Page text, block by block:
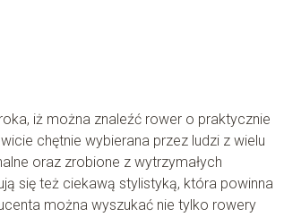
iż można znaleźć rower o praktycznie
chętnie wybierana przez ludzi z wielu
oraz zrobione z wytrzymałych
się też ciekawą stylistyką, która powinna
można wyszukać nie tylko rowery